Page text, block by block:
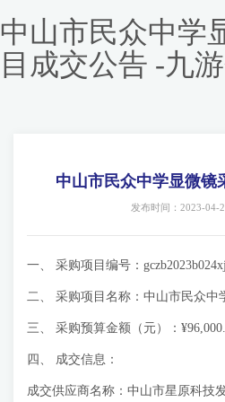
中山市民众中学
目成交公告 -九
中山市民众中学显微镜
发布时间：2023-04-
一、 采购项目编号：gczb2023b024xj
二、 采购项目名称：中山市民众中
三、 采购预算金额（元）：
四、 成交信息：
成交供应商名称：中山市星原科